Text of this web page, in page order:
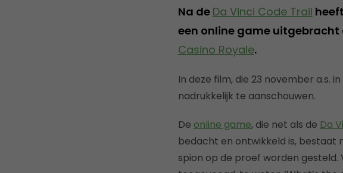
Na de Da Vinci Code Trail heeft
een online game uitgebracht
Casino Royale.
In deze film, die 23 november a.s.
nadrukkelijk te aanschouwen.
De online game, die net als de Da
bedacht en ontwikkeld is, bestaat
spion op de proef worden